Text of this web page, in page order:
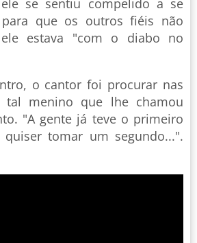
que os outros fiéis não
estava "com o diabo no
o cantor foi procurar nas
tal menino que lhe chamou
"A gente já teve o primeiro
tomar um segundo...".